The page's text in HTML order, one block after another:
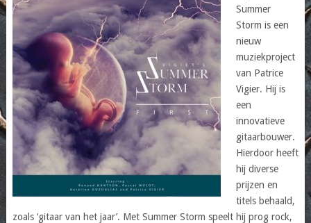
Summer
Storm is een
nieuw
muziekproject
van Patrice
Vigier. Hij is
een
innovatieve
gitaarbouwer.
Hierdoor heeft
hij diverse
prijzen en
titels behaald,
zoals ‘gitaar van het jaar’. Met Summer Storm speelt hij prog rock,